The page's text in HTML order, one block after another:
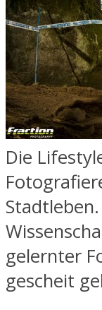
Die
gelernter
gescheit